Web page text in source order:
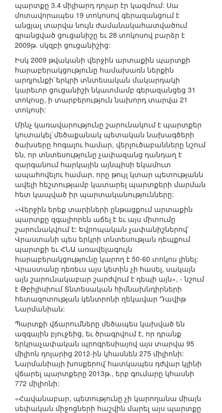
պարտքը 3.4 միլիարդ դոլար էր կազմում: Սա
մոտավորապես 19 տոկոսով գերազանցում է
անցյալ տարվա նույն ժամանակահատվածում
գրանցված ցուցանիշը եւ 28 տոկոսով բարձր է
2009թ. սկզբի ցուցանիշից:
Իսկ 2009 թվականի վերջին արտաքին պարտքի
հարաբերակցությունը համախառն ներքին
արդյունքի`երկրի տնտեսական մակարդակի
կարեւոր ցուցանիշի նկատմամբ գերազանցեց 31
տոկոսը, ի տարբերություն նախորդ տարվա 21
տոկոսի:
Մինչ կառավարությունը շարունակում է պարտքեր
կուտակել`մեծաքանակ պետական նախագծերի
ծախսերը հոգալու համար, վերլուծաբանները նշում
են, որ տնտեսությունը չափազանց դանդաղ է
զարգանում հարկային այնպիսի եկամուտ
ապահովելու համար, որը թույլ կտար պետությանն
ավելի հեշտությամբ կատարել պարտքերի մարման
հետ կապված իր պարտականությունները:
«Վերջին երեք տարիների ընթացքում արտաքին
պարտքը զգալիորեն աճել է եւ այս միտումը
շարունակվում է: Եվրոպական չափանիշներով`
Վրաստանի պես երկրի տնտեսության դեպքում
պարտքի եւ ՀՆԱ առավելագույն
հարաբերակցությունը կարող է 50-60 տոկոս լինել:
Վրաստանը դեռեւս այս կետին չի հասել, սակայն
այն շարունակաբար շարժվում է դեպի այն», - նշում
է Թբիլիսիում Տնտեսական հիմնախնդիրների
հետազոտության կենտրոնի ղեկավար Դավիթ
Նարմանիան:
Պարտքի վճարումները մեծապես կախված են
ազգային բյուջեից, եւ ծրագրվում է, որ դրանք
երկրաչափական պրոգրեսիայով այս տարվա 95
միլիոն դոլարից 2012-ին կհասնեն 275 միլիոնի:
Նարմանիայի խոսքերով`հատկապես դժվար կլինի
վճարել պարտքերը 2013թ., երբ գումարը կհասնի
772 միլիոնի:
«Հավանաբար, պետությունը չի կարողանա միայն
սեփական միջոցների հաշվին մարել այս պարտքը